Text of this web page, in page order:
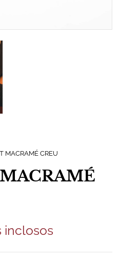
MACRAMÉ CREU
inclosos